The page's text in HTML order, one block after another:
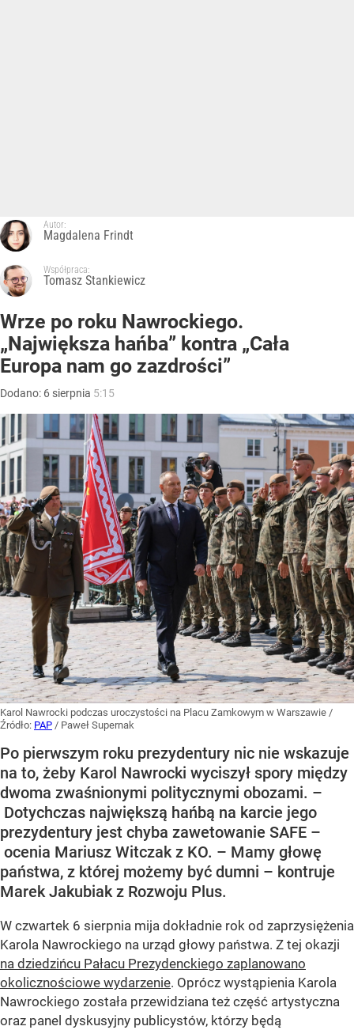
Autor:
Magdalena Frindt
Współpraca:
Tomasz Stankiewicz
Wrze po roku Nawrockiego.
„Największa hańba” kontra „Cała
Europa nam go zazdrości”
Dodano: 6 sierpnia 5:15
Karol Nawrocki podczas uroczystości na Placu Zamkowym w Warszawie /
Źródło: PAP / Paweł Supernak
Po pierwszym roku prezydentury nic nie wskazuje
na to, żeby Karol Nawrocki wyciszył spory między
dwoma zwaśnionymi politycznymi obozami. –
Dotychczas największą hańbą na karcie jego
prezydentury jest chyba zawetowanie SAFE –
ocenia Mariusz Witczak z KO. – Mamy głowę
państwa, z której możemy być dumni – kontruje
Marek Jakubiak z Rozwoju Plus.
W czwartek 6 sierpnia mija dokładnie rok od zaprzysiężenia
Karola Nawrockiego na urząd głowy państwa. Z tej okazji
na dziedzińcu Pałacu Prezydenckiego zaplanowano
okolicznościowe wydarzenie. Oprócz wystąpienia Karola
Nawrockiego została przewidziana też część artystyczna
oraz panel dyskusyjny publicystów, którzy będą